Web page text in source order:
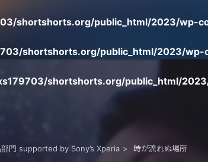
shortshorts.org/public_html/2023/wp-
shortshorts.org/public_html/2023/
shortshorts.org/public_html/
門 supported by Sony’s Xperia 時が流れぬ場所